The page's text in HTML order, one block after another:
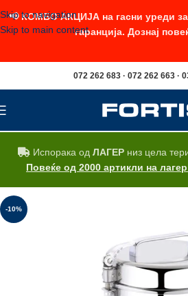
Skip to navigation
Skip to main content
072 262 683 · 072 262 663 ·
Испорака од ЛАГЕРниз цела
Повеќе од 2000 артикли на
-10%
📢 КОМБО АКЦИЈА на гасни уреди
гаранција. Дознај